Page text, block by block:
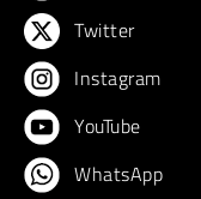
Twitter
Instagram
YouTube
WhatsApp